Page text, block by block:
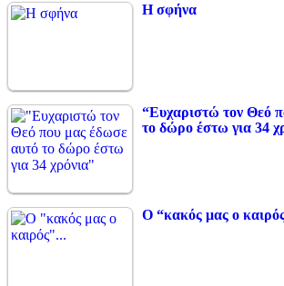
Η σφήνα
“Ευχαριστώ τον Θεό
το δώρο έστω για 34
Ο “κακός μας ο